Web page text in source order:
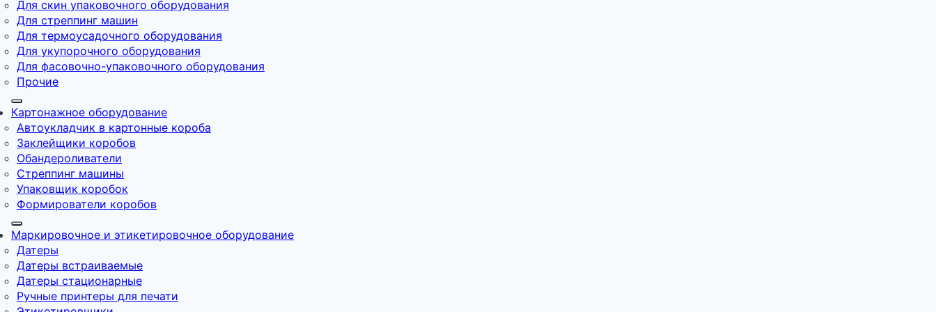
Для скин упаковочного оборудования
Для стреппинг машин
Для термоусадочного оборудования
Для укупорочного оборудования
Для фасовочно-упаковочного оборудования
Прочие
Картонажное оборудование
Автоукладчик в картонные короба
Заклейщики коробов
Обандероливатели
Стреппинг машины
Упаковщик коробок
Формирователи коробов
Маркировочное и этикетировочное оборудование
Датеры
Датеры встраиваемые
Датеры стационарные
Ручные принтеры для печати